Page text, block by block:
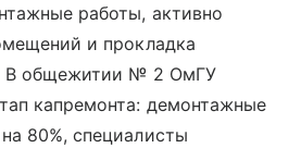
работы, активно
и прокладка
В общежитии № 2 ОмГУ
капремонта: демонтажные
80%, специалисты